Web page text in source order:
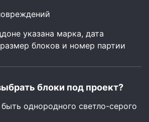
указана марка, дата
блоков и номер партии
блоки под проект?
однородного светло-серого